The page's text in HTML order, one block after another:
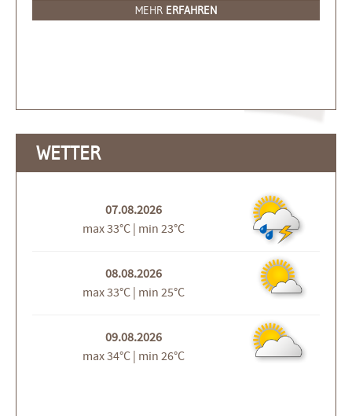
MEHR ERFAHREN
WETTER
07.08.2026
max 33°C | min 23°C
08.08.2026
max 33°C | min 25°C
09.08.2026
max 34°C | min 26°C